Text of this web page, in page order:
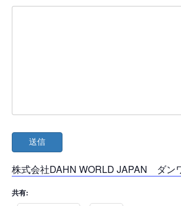
株式会社DAHN WORLD JAPAN ダン
共有: